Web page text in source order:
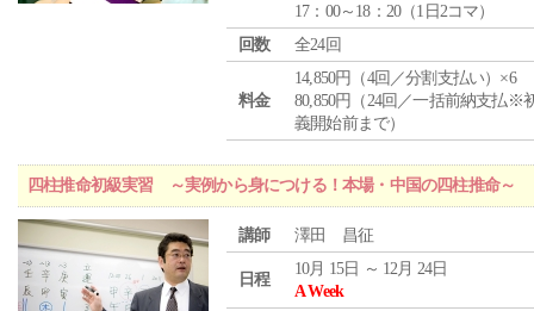
17：00～18：20（1日2コマ）
回数
全24回
料金
14,850円（4回／分割支払い）×6
80,850円（24回／一括前納支払※
義開始前まで）
四柱推命初級実習 ～実例から身につける！本場・中国の四柱推命～
講師 澤田 昌征
日程
10月 15日 ～ 12月 24日
A Week